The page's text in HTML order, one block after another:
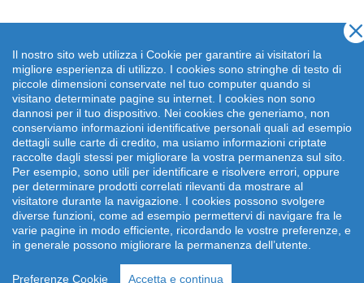
Il nostro sito web utilizza i Cookie per garantire ai visitatori la
migliore esperienza di utilizzo. I cookies sono stringhe di testo di
piccole dimensioni conservate nel tuo computer quando si
visitano determinate pagine su internet. I cookies non sono
dannosi per il tuo dispositivo. Nei cookies che generiamo, non
conserviamo informazioni identificative personali quali ad esempio
dettagli sulle carte di credito, ma usiamo informazioni criptate
raccolte dagli stessi per migliorare la vostra permanenza sul sito.
Per esempio, sono utili per identificare e risolvere errori, oppure
per determinare prodotti correlati rilevanti da mostrare al
visitatore durante la navigazione. I cookies possono svolgere
diverse funzioni, come ad esempio permettervi di navigare fra le
varie pagine in modo efficiente, ricordando le vostre preferenze, e
in generale possono migliorare la permanenza dell’utente.
Preferenze Cookie Accetta e continua
Copyright 2026 emonsitalia srl. | Viale della Piramide
Cestia 1C, 00153 Roma - Italia | P.IVA: 09372641002